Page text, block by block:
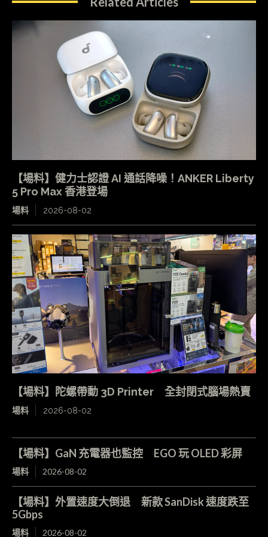
【場料】健力士認證 AI 通話降噪！ANKER Liberty
5 Pro Max 香港登場
場料 2026-08-02
【場料】陀螺帶動 3D Printer 全封閉式腦場熱賣
場料 2026-08-02
【場料】GaN 充電器也監控 EGO 玩 OLED 彩屏
場料 2026-08-02
【場料】外置速度大倒退 新款 SanDisk 速度跌至
5Gbps
場料 2026-08-02